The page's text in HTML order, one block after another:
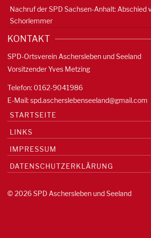
Nachruf der SPD Sachsen-Anhalt: Abschied
Schorlemmer
KONTAKT
SPD-Ortsverein Aschersleben und Seeland
Vorsitzender Yves Metzing
Telefon: 0162-9041986
E-Mail:spd.ascherslebenseeland@gmail.com
STARTSEITE
LINKS
IMPRESSUM
DATENSCHUTZERKLÄRUNG
© 2026 SPD Aschersleben und Seeland